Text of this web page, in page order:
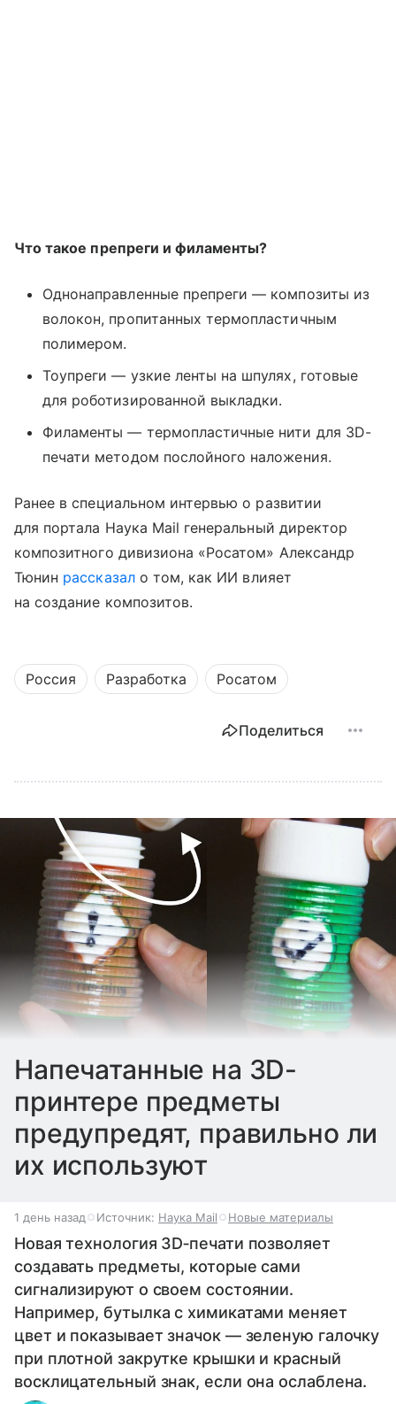
Что такое препреги и филаменты?
Однонаправленные препреги — композиты из
волокон, пропитанных термопластичным
полимером.
Тоупреги — узкие ленты на шпулях, готовые
для роботизированной выкладки.
Филаменты — термопластичные нити для 3D-
печати методом послойного наложения.
Ранее в специальном интервью о развитии
для портала Наука Mail генеральный директор
композитного дивизиона «Росатом» Александр
Тюнин рассказало том, как ИИ влияет
на создание композитов.
Россия Разработка Росатом
Поделиться
Напечатанные на 3D-
принтере предметы
предупредят, правильно ли
их используют
1 день назад Источник: Наука Mail Новые материалы
Новая технология 3D‑печати позволяет
создавать предметы, которые сами
сигнализируют о своем состоянии.
Например, бутылка с химикатами меняет
цвет и показывает значок — зеленую галочку
при плотной закрутке крышки и красный
восклицательный знак, если она ослаблена.